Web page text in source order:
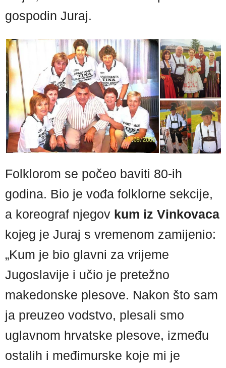
gospodin Juraj.
Folklorom se počeo baviti 80-ih
godina. Bio je vođa folklorne sekcije,
a koreograf njegov kum iz Vinkovaca
kojeg je Juraj s vremenom zamijenio:
„Kum je bio glavni za vrijeme
Jugoslavije i učio je pretežno
makedonske plesove. Nakon što sam
ja preuzeo vodstvo, plesali smo
uglavnom hrvatske plesove, između
ostalih i međimurske koje mi je